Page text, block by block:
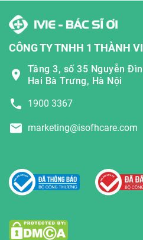
CÔNG TY TNHH 1 THÀNH
Tầng 3, số 35 Nguyễn
Hai Bà Trưng, Hà Nội
1900 3367
marketing@isofhcare.com